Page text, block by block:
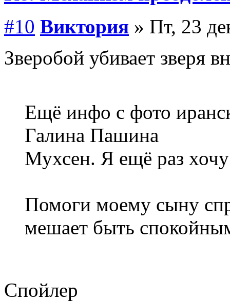
#10 Виктория » Пт, 23
Зверобой убивает зверя
Ещё инфо с фото
Галина Пашина
Мухсен. Я ещё раз
Помоги моему сыну
мешает быть
Спойлер